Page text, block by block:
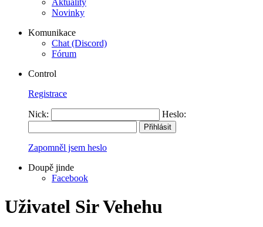
Novinky
Komunikace
Chat (Discord)
Fórum
Control
Registrace
Nick: Heslo:
Zapomněl jsem heslo
Doupě jinde
Facebook
Uživatel Sir Vehehu